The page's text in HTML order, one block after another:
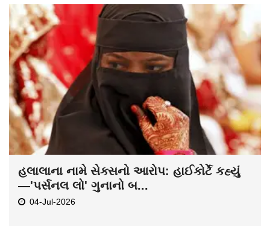
હલાલાના નામે સેક્સનો આરોપ: હાઈકોર્ટે કહ્યું
—'પર્સનલ લો' ગુનાનો બ...
04-Jul-2026